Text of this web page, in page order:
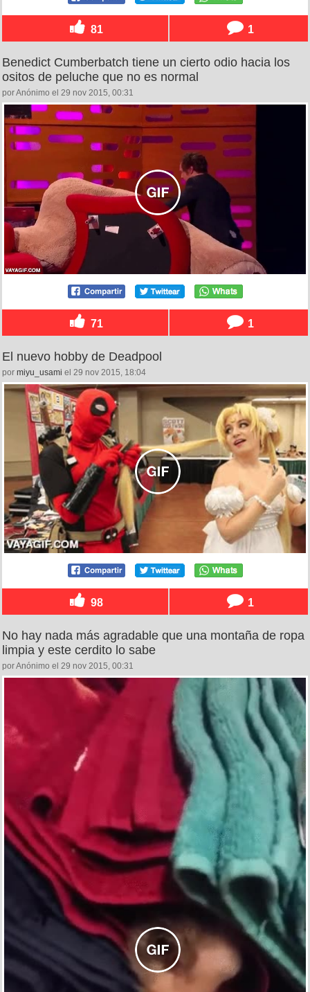
81 1
Benedict Cumberbatch tiene un cierto odio hacia los
ositos de peluche que no es normal
por Anónimo el 29 nov 2015, 00:31
71 1
El nuevo hobby de Deadpool
por miyu_usami el 29 nov 2015, 18:04
98 1
No hay nada más agradable que una montaña de ropa
limpia y este cerdito lo sabe
por Anónimo el 29 nov 2015, 00:31